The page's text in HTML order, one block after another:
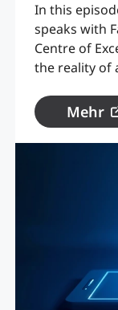
In this
speaks with
Centre of
the reality of
Mehr